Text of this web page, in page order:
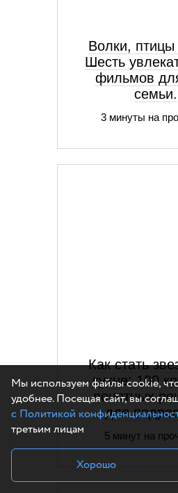
Волки, птицы
Шесть
фильмов
семьи.
3 минуты на
Как стать
кухне: 100
понятных
для
5 минут на
Мы используем файлы cookie,
удобнее. Посещая сайт, вы
с Политикой
третьим лицам
Хорошо